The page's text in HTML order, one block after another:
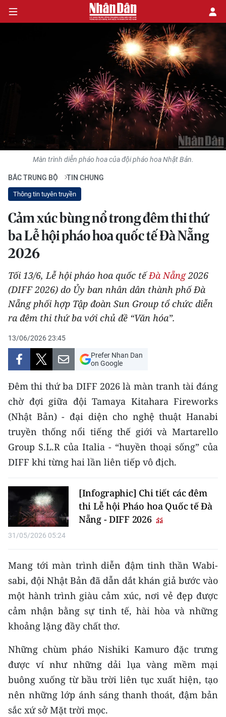
XÃ HỘI
DU LỊCH
THẾ GIỚI
THỂ THAO
Y TẾ
KHOA HỌC - CÔNG NGHỆ
MÔI TRƯỜNG
BẠN ĐỌC
KIỂM CHỨNG THÔNG TIN
TRI THỨC CHUYÊN SÂU
54 DÂN TỘC VIỆT NAM
CHƯƠNG TRÌNH OCOP - MỖI XÃ
MỘT SẢN PHẨM
RADIO
MEDIA CENTER
Video
Media Chính trị
Media Kinh tế
Media Xã hội
Media Pháp luật
Media Du lịch
Màn trình diễn pháo hoa của đội pháo hoa Nhật Bản.
BẮC TRUNG BỘ TIN CHUNG
Thông tin tuyên truyền
Cảm xúc bùng nổ trong đêm thi thứ
ba Lễ hội pháo hoa quốc tế Đà Nẵng
2026
Tối 13/6, Lễ hội pháo hoa quốc tếĐà Nẵng2026
(DIFF 2026) do Ủy ban nhân dân thành phố Đà
Nẵng phối hợp Tập đoàn Sun Group tổ chức diễn
ra đêm thi thứ ba với chủ đề “Văn hóa”.
13/06/2026 23:45
Prefer Nhan Dan
on Google
Đêm thi thứ ba DIFF 2026 là màn tranh tài đáng
chờ đợi giữa đội Tamaya Kitahara Fireworks
(Nhật Bản) - đại diện cho nghệ thuật Hanabi
truyền thống nổi tiếng thế giới và Martarello
Group S.L.R của Italia - “huyền thoại sống” của
DIFF khi từng hai lần liên tiếp vô địch.​
[Infographic] Chi tiết các đêm
thi Lễ hội Pháo hoa Quốc tế Đà
Nẵng - DIFF 2026
31/05/2026 05:24
Mang tới màn trình diễn đậm tinh thần Wabi-
sabi, đội Nhật Bản đã dẫn dắt khán giả bước vào
một hành trình giàu cảm xúc, nơi vẻ đẹp được
cảm nhận bằng sự tinh tế, hài hòa và những
khoảng lặng đầy chất thơ.
Những chùm pháo Nishiki Kamuro đặc trưng
được ví như những dải lụa vàng mềm mại
buông xuống từ bầu trời liên tục xuất hiện, tạo
nên những lớp ánh sáng thanh thoát, đậm bản
sắc xứ sở Mặt trời mọc.